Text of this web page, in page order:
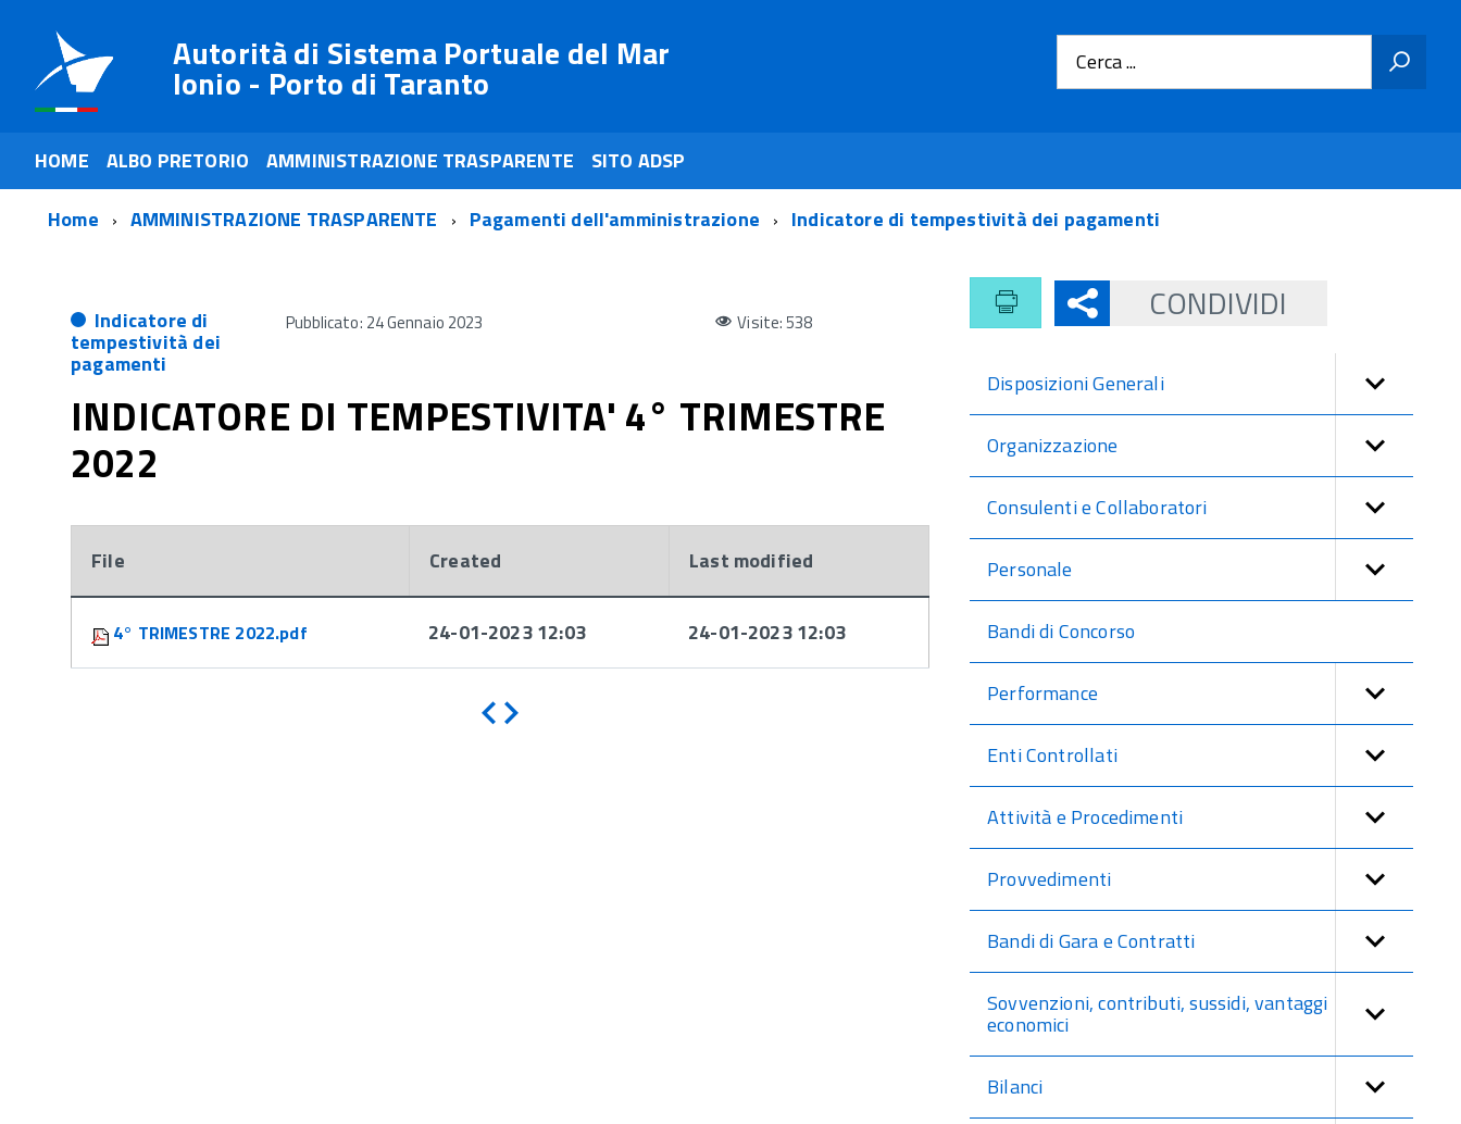
Autorità di Sistema Portuale del Mar
Ionio - Porto di Taranto Cerca ...
HOME ALBO PRETORIO AMMINISTRAZIONE TRASPARENTE
SITO ADSP
Home
AMMINISTRAZIONE TRASPARENTE Pagamenti dell'amministrazione Indicatore di tempestività dei pagamenti
Indicatore di
tempestività dei
pagamenti
Pubblicato: 24 Gennaio 2023 Visite: 538
INDICATORE DI TEMPESTIVITA' 4° TRIMESTRE
2022
File Created Last modified
4° TRIMESTRE 2022.pdf 24-01-2023 12:03 24-01-2023 12:03
Indietro
CONDIVIDI
Disposizioni Generali
Organizzazione
Consulenti e Collaboratori
Personale
Bandi di Concorso
Performance
Enti Controllati
Attività e Procedimenti
Provvedimenti
Bandi di Gara e Contratti
Sovvenzioni, contributi, sussidi, vantaggi
economici
Bilanci